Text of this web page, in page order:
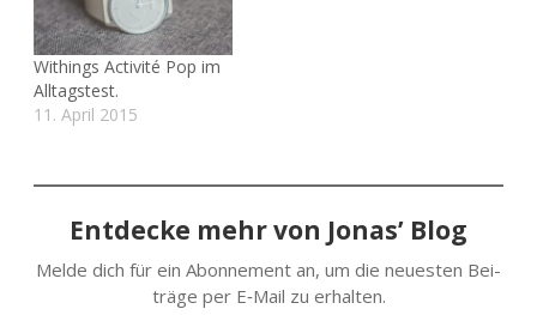
Withings Activité Pop im
Alltagstest.
11. April 2015
Entdecke mehr von Jonas’ Blog
Melde dich für ein Abon­ne­ment an, um die neu­es­ten Bei­
trä­ge per E‑Mail zu erhalten.